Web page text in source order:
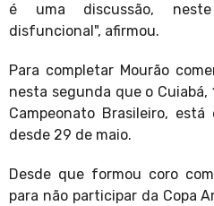
é uma discussão,
disfuncional", afirmou.
Para completar Mourão
nesta segunda que o Cuiabá,
Campeonato Brasileiro,
desde 29 de maio.
Desde que formou coro
para não participar da Copa